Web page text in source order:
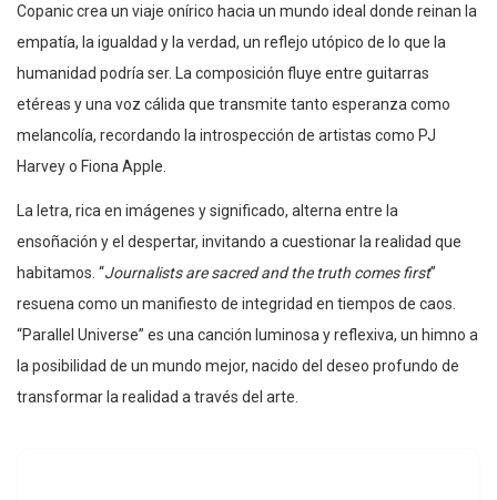
Copanic crea un viaje onírico hacia un mundo ideal donde reinan la
empatía, la igualdad y la verdad, un reflejo utópico de lo que la
humanidad podría ser. La composición fluye entre guitarras
etéreas y una voz cálida que transmite tanto esperanza como
melancolía, recordando la introspección de artistas como PJ
Harvey o Fiona Apple.
La letra, rica en imágenes y significado, alterna entre la
ensoñación y el despertar, invitando a cuestionar la realidad que
habitamos. “Journalists are sacred and the truth comes first”
resuena como un manifiesto de integridad en tiempos de caos.
“Parallel Universe” es una canción luminosa y reflexiva, un himno a
la posibilidad de un mundo mejor, nacido del deseo profundo de
transformar la realidad a través del arte.